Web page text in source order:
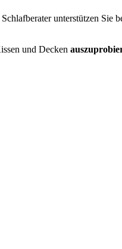
Schlafberater unterstützen Sie
und Decken